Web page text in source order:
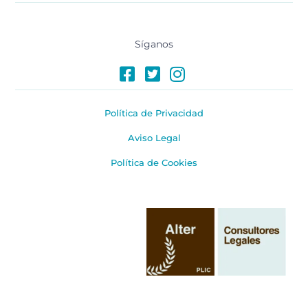
Síganos
Política de Privacidad
Aviso Legal
Política de Cookies